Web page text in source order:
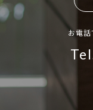
お電